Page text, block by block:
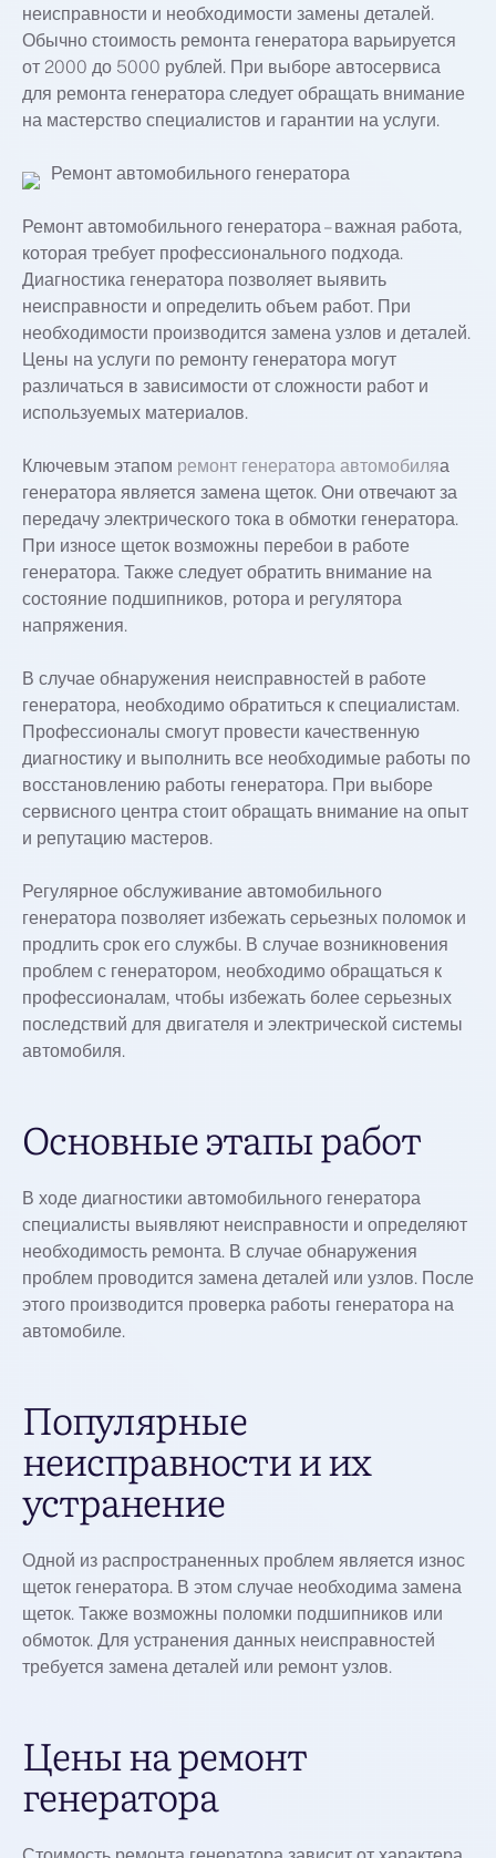
неисправности и необходимости замены деталей.
Обычно стоимость ремонта генератора варьируется
от 2000 до 5000 рублей. При выборе автосервиса
для ремонта генератора следует обращать внимание
на мастерство специалистов и гарантии на услуги.
Ремонт автомобильного генератора
Ремонт автомобильного генератора – важная работа,
которая требует профессионального подхода.
Диагностика генератора позволяет выявить
неисправности и определить объем работ. При
необходимости производится замена узлов и деталей.
Цены на услуги по ремонту генератора могут
различаться в зависимости от сложности работ и
используемых материалов.
Ключевым этапом ремонт генератора автомобиляа
генератора является замена щеток. Они отвечают за
передачу электрического тока в обмотки генератора.
При износе щеток возможны перебои в работе
генератора. Также следует обратить внимание на
состояние подшипников, ротора и регулятора
напряжения.
В случае обнаружения неисправностей в работе
генератора, необходимо обратиться к специалистам.
Профессионалы смогут провести качественную
диагностику и выполнить все необходимые работы по
восстановлению работы генератора. При выборе
сервисного центра стоит обращать внимание на опыт
и репутацию мастеров.
Регулярное обслуживание автомобильного
генератора позволяет избежать серьезных поломок и
продлить срок его службы. В случае возникновения
проблем с генератором, необходимо обращаться к
профессионалам, чтобы избежать более серьезных
последствий для двигателя и электрической системы
автомобиля.
Основные этапы работ
В ходе диагностики автомобильного генератора
специалисты выявляют неисправности и определяют
необходимость ремонта. В случае обнаружения
проблем проводится замена деталей или узлов. После
этого производится проверка работы генератора на
автомобиле.
Популярные
неисправности и их
устранение
Одной из распространенных проблем является износ
щеток генератора. В этом случае необходима замена
щеток. Также возможны поломки подшипников или
обмоток. Для устранения данных неисправностей
требуется замена деталей или ремонт узлов.
Цены на ремонт
генератора